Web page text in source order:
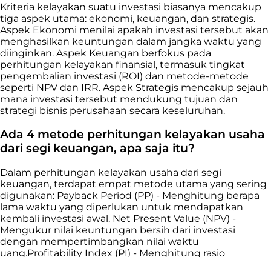
Kriteria kelayakan suatu investasi biasanya mencakup
tiga aspek utama: ekonomi, keuangan, dan strategis.
Aspek Ekonomi menilai apakah investasi tersebut akan
menghasilkan keuntungan dalam jangka waktu yang
diinginkan. Aspek Keuangan berfokus pada
perhitungan kelayakan finansial, termasuk tingkat
pengembalian investasi (ROI) dan metode-metode
seperti NPV dan IRR. Aspek Strategis mencakup sejauh
mana investasi tersebut mendukung tujuan dan
strategi bisnis perusahaan secara keseluruhan.
Ada 4 metode perhitungan kelayakan usaha
dari segi keuangan, apa saja itu?
Dalam perhitungan kelayakan usaha dari segi
keuangan, terdapat empat metode utama yang sering
digunakan: Payback Period (PP) - Menghitung berapa
lama waktu yang diperlukan untuk mendapatkan
kembali investasi awal. Net Present Value (NPV) -
Mengukur nilai keuntungan bersih dari investasi
dengan mempertimbangkan nilai waktu
uang.Profitability Index (PI) - Menghitung rasio